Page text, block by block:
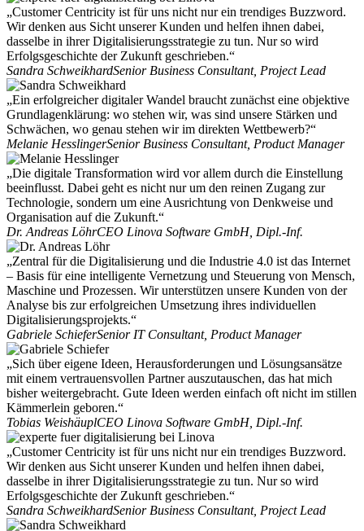
„Customer Centricity ist für uns nicht nur ein trendiges Buzzword.
Wir denken aus Sicht unserer Kunden und helfen ihnen dabei,
dasselbe in ihrer Digitalisierungsstrategie zu tun. Nur so wird
Erfolgsgeschichte der Zukunft geschrieben.“
Sandra SchweikhardSenior Business Consultant, Project Lead
„Ein erfolgreicher digitaler Wandel braucht zunächst eine objektive
Grundlagenklärung: wo stehen wir, was sind unsere Stärken und
Schwächen, wo genau stehen wir im direkten Wettbewerb?“
Melanie HesslingerSenior Business Consultant, Product Manager
„Die digitale Transformation wird vor allem durch die Einstellung
beeinflusst. Dabei geht es nicht nur um den reinen Zugang zur
Technologie, sondern um eine Ausrichtung von Denkweise und
Organisation auf die Zukunft.“
Dr. Andreas LöhrCEO Linova Software GmbH, Dipl.-Inf.
„Zentral für die Digitalisierung und die Industrie 4.0 ist das Internet
– Basis für eine intelligente Vernetzung und Steuerung von Mensch,
Maschine und Prozessen. Wir unterstützen unsere Kunden von der
Analyse bis zur erfolgreichen Umsetzung ihres individuellen
Digitalisierungsprojekts.“
Gabriele SchieferSenior IT Consultant, Product Manager
„Sich über eigene Ideen, Herausforderungen und Lösungsansätze
mit einem vertrauensvollen Partner auszutauschen, das hat mich
bisher weitergebracht. Gute Ideen werden einfach oft nicht im stillen
Kämmerlein geboren.“
Tobias WeishäuplCEO Linova Software GmbH, Dipl.-Inf.
„Customer Centricity ist für uns nicht nur ein trendiges Buzzword.
Wir denken aus Sicht unserer Kunden und helfen ihnen dabei,
dasselbe in ihrer Digitalisierungsstrategie zu tun. Nur so wird
Erfolgsgeschichte der Zukunft geschrieben.“
Sandra SchweikhardSenior Business Consultant, Project Lead